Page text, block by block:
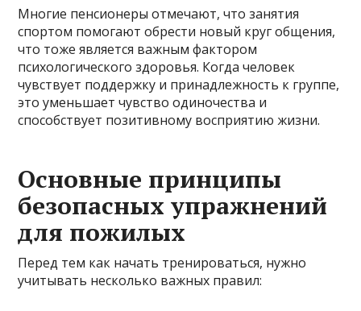
Многие пенсионеры отмечают, что занятия
спортом помогают обрести новый круг общения,
что тоже является важным фактором
психологического здоровья. Когда человек
чувствует поддержку и принадлежность к группе,
это уменьшает чувство одиночества и
способствует позитивному восприятию жизни.
Основные принципы
безопасных упражнений
для пожилых
Перед тем как начать тренироваться, нужно
учитывать несколько важных правил: